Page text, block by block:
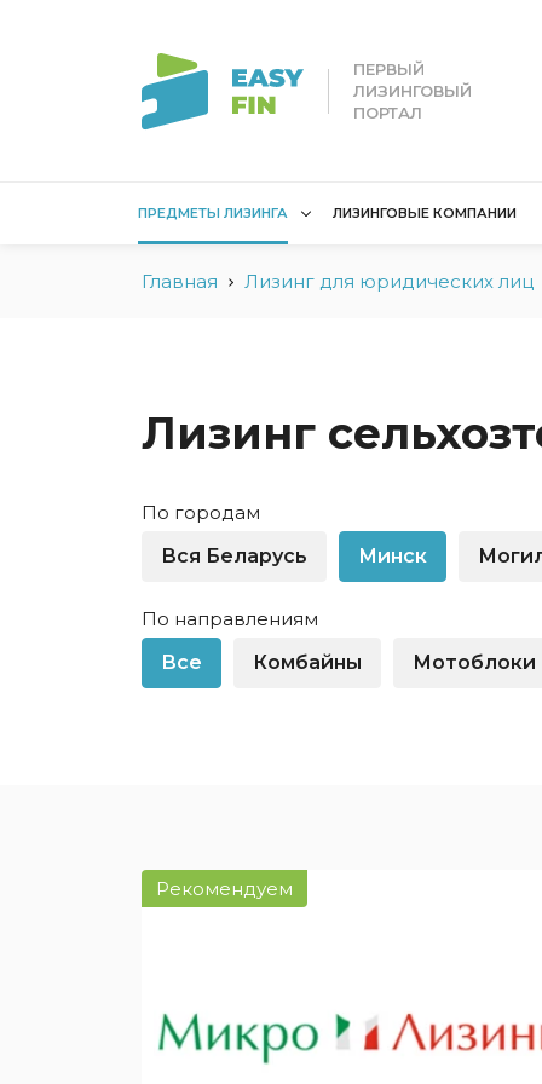
ПЕРВЫЙ
ЛИЗИНГОВЫЙ
ПОРТАЛ
ПРЕДМЕТЫ ЛИЗИНГА
Лизинг для
Для юридических лиц в
Коммерческий
Легковые автомобили
Малый бизнес
Недвижимость для
Лизинг
Для
физлиц
ЛИЗИНГОВЫЕ КОМПАНИИ
Главная Лизинг для юридических лиц
Лизинг
По городам
Вся Беларусь
Минск
По направлениям
Все
Комбайны Мотоблоки
Рекомендуем